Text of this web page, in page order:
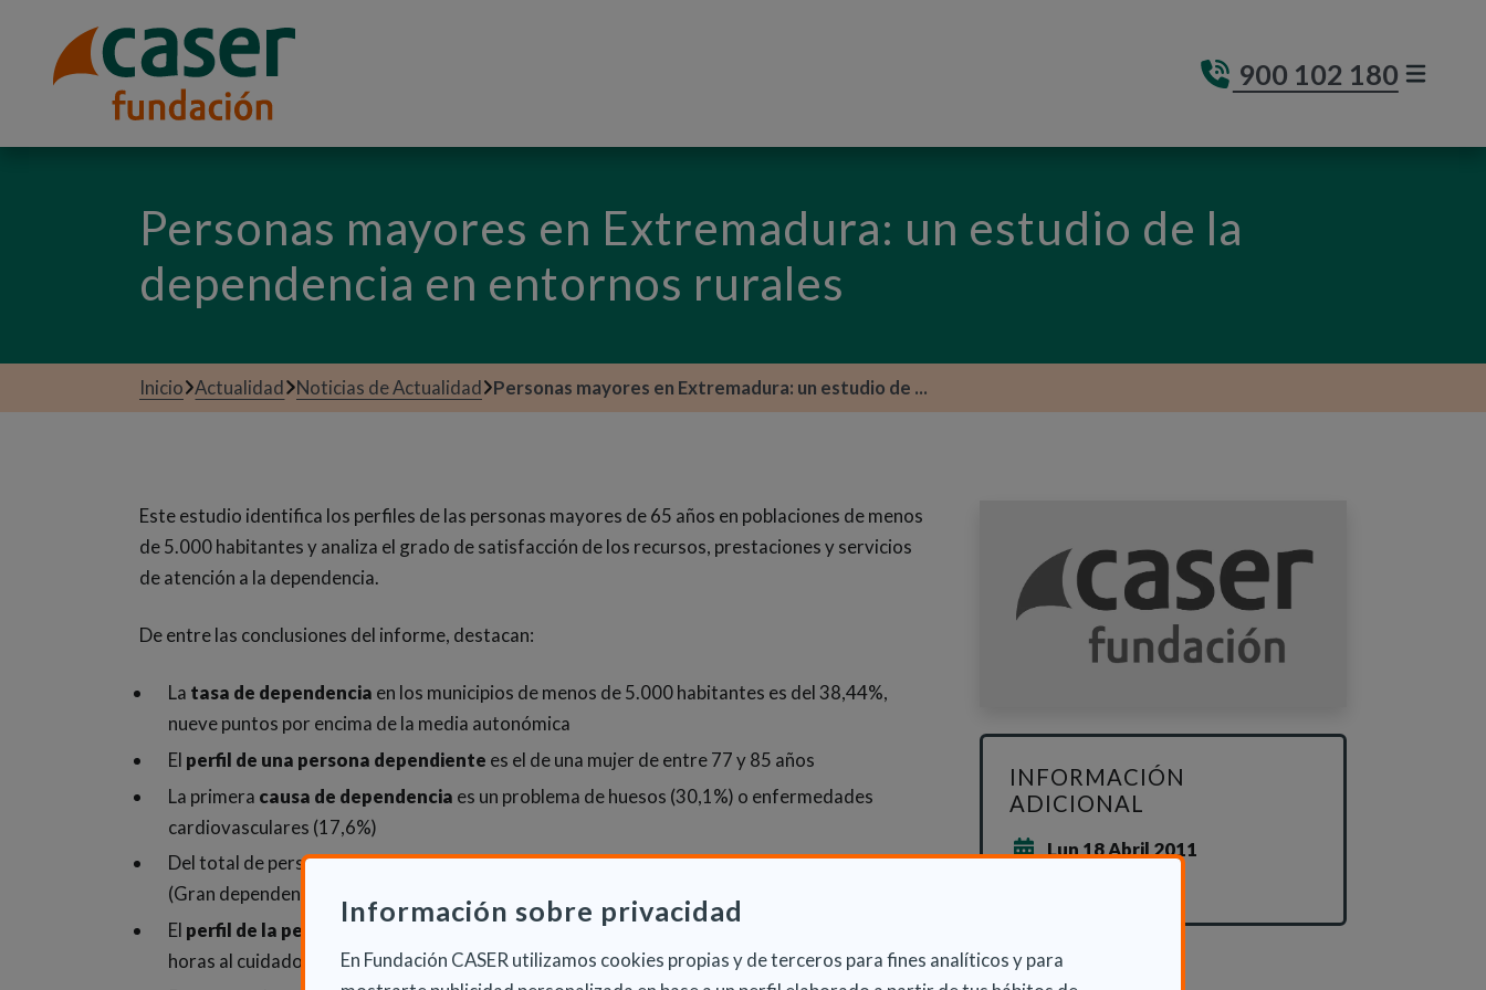
Información sobre privacidad
En Fundación CASER utilizamos cookies propias y de terceros para fines analíticos y para
900 102 180
Personas mayores en Extremadura: un estudio de la
dependencia en entornos rurales
Inicio Actualidad Noticias de Actualidad Personas mayores en Extremadura: un estudio de ...
Este estudio identifica los perfiles de las personas mayores de 65 años en poblaciones de menos
de 5.000 habitantes y analiza el grado de satisfacción de los recursos, prestaciones y servicios
de atención a la dependencia.
De entre las conclusiones del informe, destacan:
La tasa de dependencia en los municipios de menos de 5.000 habitantes es del 38,44%,
nueve puntos por encima de la media autonómica
El perfil de una persona dependiente es el de una mujer de entre 77 y 85 años
La primera causa de dependencia es un problema de huesos (30,1%) o enfermedades
cardiovasculares (17,6%)
Del total de personas dependientes, el 40% sitúa sugrado de dependenciaen Grado III
(Gran dependencia), mientras que el 27,1% lo califica como Grado II o dependencia severa
El perfil de la persona cuidadora
es femenino: el 87% es mujer y el 75% dedica más de cinco
horas al cuidado del dependiente. El 67% no realiza trabajos remunerados fuera del hogar
INFORMACIÓN
ADICIONAL
Lun 18 Abril 2011